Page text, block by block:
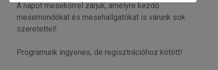
A napot mesekörrel zárjuk, amelyre kezdő
mesemondókat és mesehallgatókat is várunk sok
szeretettel!
Programunk ingyenes, de regisztrációhoz kötött!